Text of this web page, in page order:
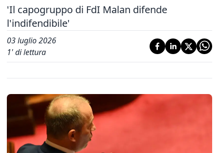
'Il capogruppo di FdI Malan difende
l'indifendibile'
03 luglio 2026
1' di lettura